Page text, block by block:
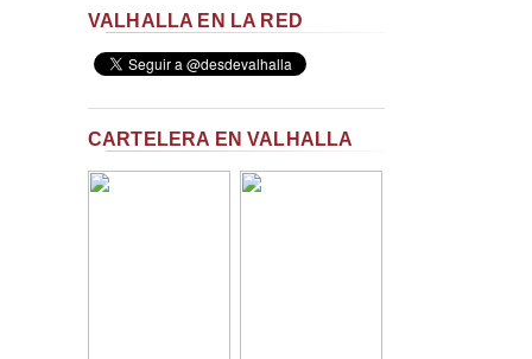
VALHALLA EN LA RED
CARTELERA EN VALHALLA